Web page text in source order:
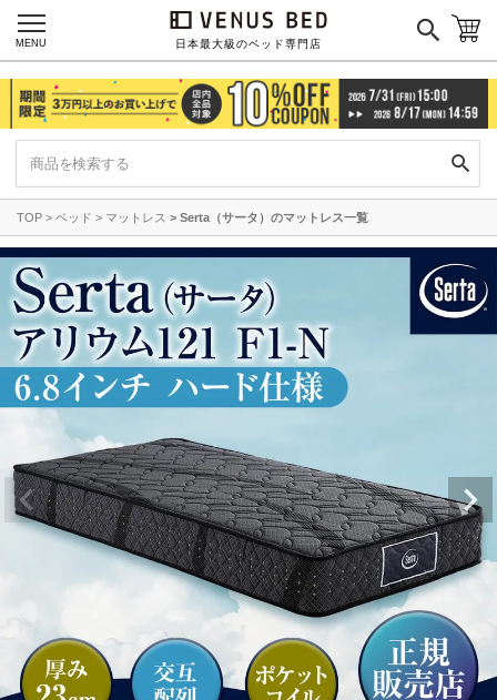
日本最大級のベッド専門店
MENU
TOP ベッド マットレス Serta（サータ）のマットレス一覧